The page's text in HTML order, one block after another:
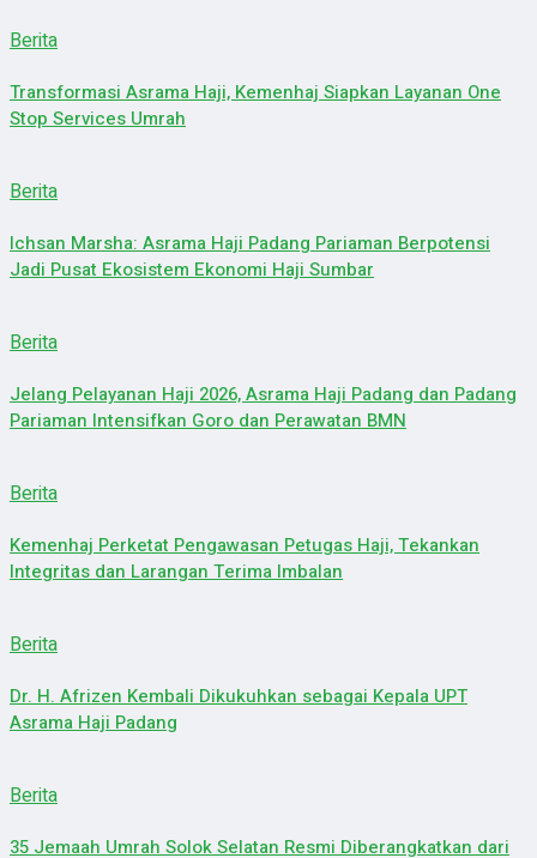
Berita
Transformasi Asrama Haji, Kemenhaj Siapkan Layanan One
Stop Services Umrah
Berita
Ichsan Marsha: Asrama Haji Padang Pariaman Berpotensi
Jadi Pusat Ekosistem Ekonomi Haji Sumbar
Berita
Jelang Pelayanan Haji 2026, Asrama Haji Padang dan Padang
Pariaman Intensifkan Goro dan Perawatan BMN
Berita
Kemenhaj Perketat Pengawasan Petugas Haji, Tekankan
Integritas dan Larangan Terima Imbalan
Berita
Dr. H. Afrizen Kembali Dikukuhkan sebagai Kepala UPT
Asrama Haji Padang
Berita
35 Jemaah Umrah Solok Selatan Resmi Diberangkatkan dari